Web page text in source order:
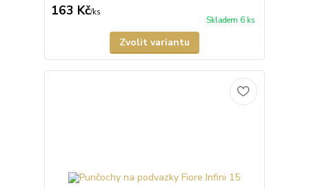
163 Kč/ks
Skladem 6 ks
Zvolit variantu